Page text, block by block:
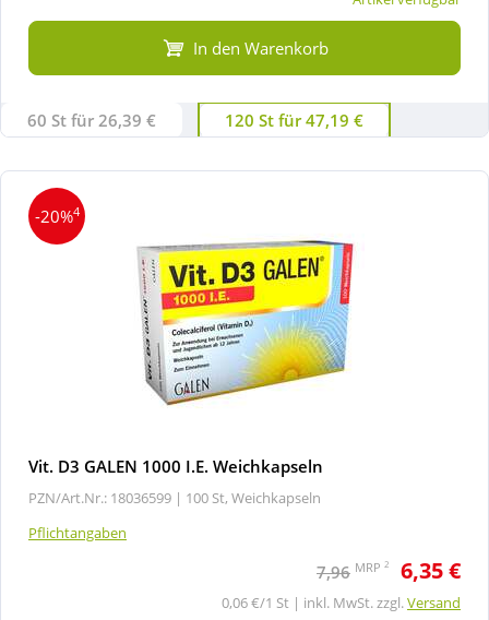
In den Warenkorb
60 St für 26,39 € 120 St für 47,19 €
-20%4
Vit. D3 GALEN 1000 I.E. Weichkapseln
PZN/Art.Nr.: 18036599 | 100 St, Weichkapseln
Pflichtangaben
7,96 MRP 2 6,35 €
0,06 €/1 St | inkl. MwSt. zzgl.Versand